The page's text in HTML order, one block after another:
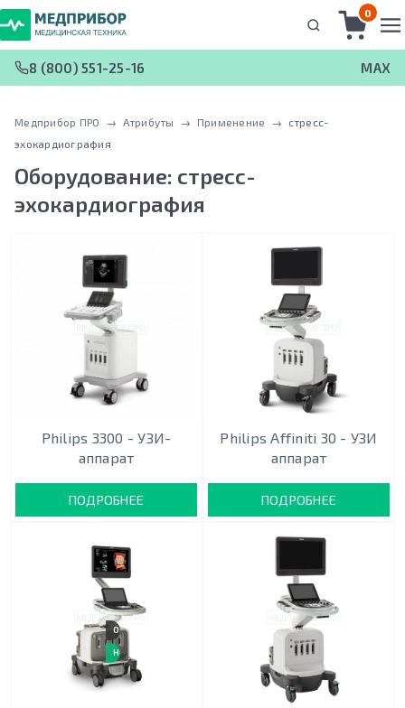
0
8 (800) 551-25-16 MAX
Медприбор ПРО → Атрибуты → Применение →
cтресс-
эхокардиография
Оборудование: cтресс-
эхокардиография
Philips 3300 - УЗИ-
аппарат
ПОДРОБНЕЕ
Philips Affiniti 30 - УЗИ
аппарат
ПОДРОБНЕЕ
OLED-ЭКРАН
НОВИНКА